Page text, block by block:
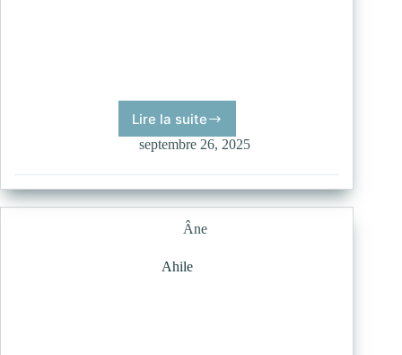
Lire la suite
Dolly
septembre 26, 2025
Âne
Ahile